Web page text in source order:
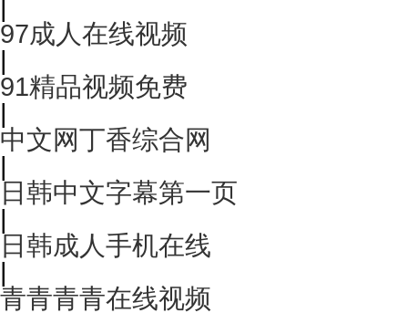
|
97成人在线视频
|
91精品视频免费
|
中文网丁香综合网
|
日韩中文字幕第一页
|
日韩成人手机在线
|
青青青青在线视频